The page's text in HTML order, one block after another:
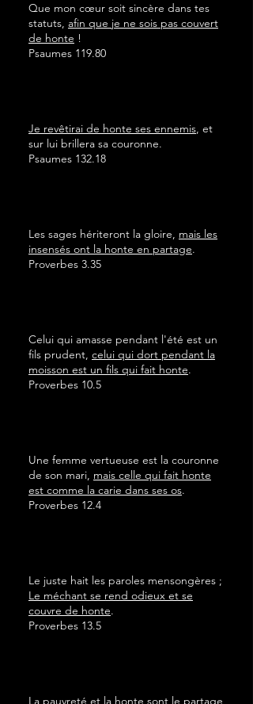
Que mon cœur soit sincère dans tes
statuts, afin que je ne sois pas couvert
de honte !
Psaumes 119.80
Je revêtirai de honte ses ennemis, et
sur lui brillera sa couronne.
Psaumes 132.18
Les sages hériteront la gloire, mais les
insensés ont la honte en partage.
Proverbes 3.35
Celui qui amasse pendant l'été est un
fils prudent, celui qui dort pendant la
moisson est un fils qui fait honte.
Proverbes 10.5
Une femme vertueuse est la couronne
de son mari, mais celle qui fait honte
est comme la carie dans ses os.
Proverbes 12.4
Le juste hait les paroles mensongères ;
Le méchant se rend odieux et se
couvre de honte.
Proverbes 13.5
La pauvreté et la honte sont le partage